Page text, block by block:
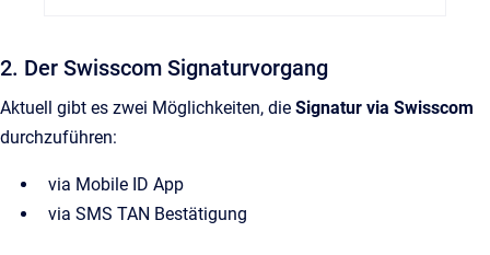
2. Der Swisscom Signaturvorgang
Aktuell gibt es zwei Möglichkeiten, die Signatur via Swisscom
durchzuführen:
via Mobile ID App
via SMS TAN Bestätigung